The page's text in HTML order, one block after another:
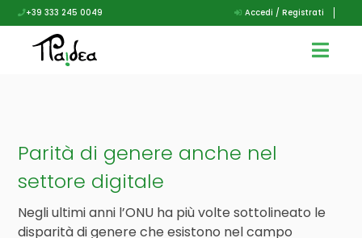
+39 333 245 0049 Accedi / Registrati
Parità di genere anche nel
settore digitale
Negli ultimi anni l’ONU ha più volte sottolineato le
disparità di genere che esistono nel campo